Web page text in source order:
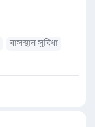
বাসস্থান সুবিধা